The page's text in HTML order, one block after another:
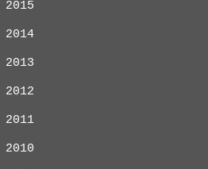
2015
2014
2013
2012
2011
2010